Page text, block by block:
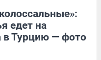
едет на
в Турцию — фото